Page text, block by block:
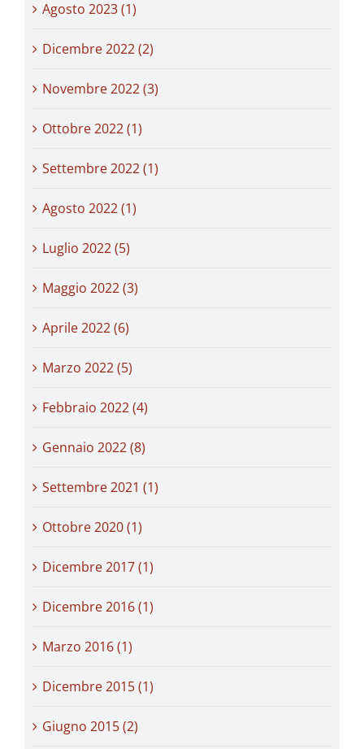
Agosto 2023 (1)
Dicembre 2022 (2)
Novembre 2022 (3)
Ottobre 2022 (1)
Settembre 2022 (1)
Agosto 2022 (1)
Luglio 2022 (5)
Maggio 2022 (3)
Aprile 2022 (6)
Marzo 2022 (5)
Febbraio 2022 (4)
Gennaio 2022 (8)
Settembre 2021 (1)
Ottobre 2020 (1)
Dicembre 2017 (1)
Dicembre 2016 (1)
Marzo 2016 (1)
Dicembre 2015 (1)
Giugno 2015 (2)